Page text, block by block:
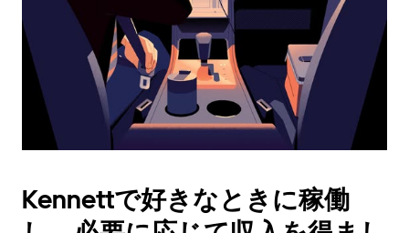
を
選
択
す。
ン
で
Kennettで好きなときに稼働